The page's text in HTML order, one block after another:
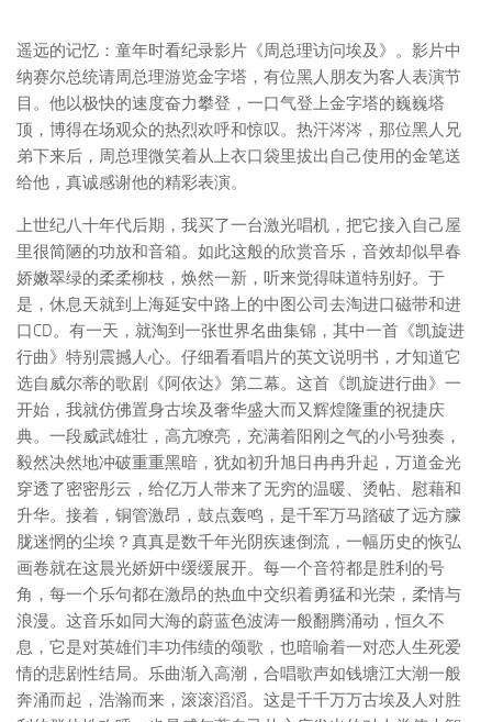
遥远的记忆：童年时看纪录影片《周总理访问埃及》。影片中
纳赛尔总统请周总理游览金字塔，有位黑人朋友为客人表演节
目。他以极快的速度奋力攀登，一口气登上金字塔的巍巍塔
顶，博得在场观众的热烈欢呼和惊叹。热汗涔涔，那位黑人兄
弟下来后，周总理微笑着从上衣口袋里拔出自己使用的金笔送
给他，真诚感谢他的精彩表演。
上世纪八十年代后期，我买了一台激光唱机，把它接入自己屋
里很简陋的功放和音箱。如此这般的欣赏音乐，音效却似早春
娇嫩翠绿的柔柔柳枝，焕然一新，听来觉得味道特别好。于
是，休息天就到上海延安中路上的中图公司去淘进口磁带和进
口CD。有一天，就淘到一张世界名曲集锦，其中一首《凯旋进
行曲》特别震撼人心。仔细看看唱片的英文说明书，才知道它
选自威尔蒂的歌剧《阿依达》第二幕。这首《凯旋进行曲》一
开始，我就仿佛置身古埃及奢华盛大而又辉煌隆重的祝捷庆
典。一段威武雄壮，高亢嘹亮，充满着阳刚之气的小号独奏，
毅然决然地冲破重重黑暗，犹如初升旭日冉冉升起，万道金光
穿透了密密彤云，给亿万人带来了无穷的温暖、烫帖、慰藉和
升华。接着，铜管激昂，鼓点轰鸣，是千军万马踏破了远方朦
胧迷惘的尘埃？真真是数千年光阴疾速倒流，一幅历史的恢弘
画卷就在这晨光娇妍中缓缓展开。每一个音符都是胜利的号
角，每一个乐句都在激昂的热血中交织着勇猛和光荣，柔情与
浪漫。这音乐如同大海的蔚蓝色波涛一般翻腾涌动，恒久不
息，它是对英雄们丰功伟绩的颂歌，也暗喻着一对恋人生死爱
情的悲剧性结局。乐曲渐入高潮，合唱歌声如钱塘江大潮一般
奔涌而起，浩瀚而来，滚滚滔滔。这是千千万万古埃及人对胜